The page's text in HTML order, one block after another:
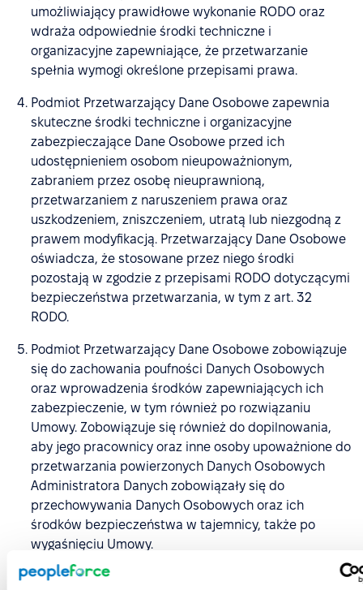
umożliwiający prawidłowe wykonanie RODO oraz
wdraża odpowiednie środki techniczne i
organizacyjne zapewniające, że przetwarzanie
spełnia wymogi określone przepisami prawa.
Podmiot Przetwarzający Dane Osobowe zapewnia
skuteczne środki techniczne i organizacyjne
zabezpieczające Dane Osobowe przed ich
udostępnieniem osobom nieupoważnionym,
zabraniem przez osobę nieuprawnioną,
przetwarzaniem z naruszeniem prawa oraz
uszkodzeniem, zniszczeniem, utratą lub niezgodną z
prawem modyfikacją. Przetwarzający Dane Osobowe
oświadcza, że stosowane przez niego środki
pozostają w zgodzie z przepisami RODO dotyczącymi
bezpieczeństwa przetwarzania, w tym z art. 32
RODO.
Podmiot Przetwarzający Dane Osobowe zobowiązuje
się do zachowania poufności Danych Osobowych
oraz wprowadzenia środków zapewniających ich
zabezpieczenie, w tym również po rozwiązaniu
Umowy. Zobowiązuje się również do dopilnowania,
aby jego pracownicy oraz inne osoby upoważnione do
przetwarzania powierzonych Danych Osobowych
Administratora Danych zobowiązały się do
przechowywania Danych Osobowych oraz ich
środków bezpieczeństwa w tajemnicy, także po
wygaśnięciu Umowy.
Podmiot Przetwarzający Dane Osobowe zobowiązuje